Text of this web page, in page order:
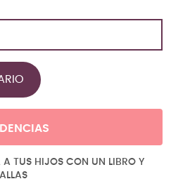
A TUS HIJOS CON UN LIBRO Y